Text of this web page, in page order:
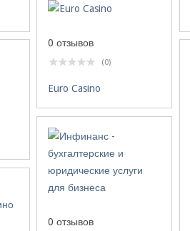
0 отзывов
(0)
Euro Casino
0 отзывов